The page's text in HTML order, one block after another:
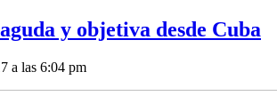
y objetiva desde Cuba
a las 6:04 pm